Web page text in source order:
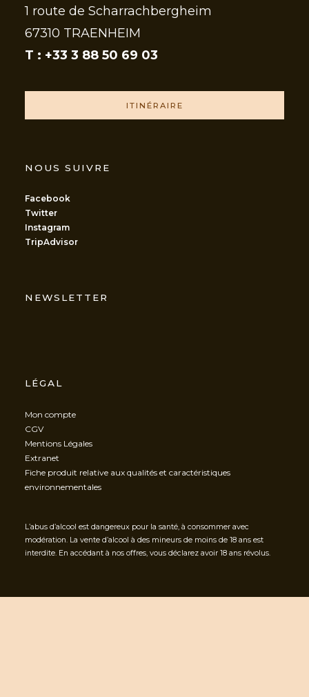
1 route de Scharrachbergheim
67310 TRAENHEIM
T : +33 3 88 50 69 03
ITINÉRAIRE
NOUS SUIVRE
Facebook
Twitter
Instagram
TripAdvisor
NEWSLETTER
LÉGAL
Mon compte
CGV
Mentions Légales
Extranet
Fiche produit relative aux qualités et caractéristiques
environnementales
L’abus d’alcool est dangereux pour la santé, à consommer avec
modération. La vente d’alcool à des mineurs de moins de 18 ans est
interdite. En accédant à nos offres, vous déclarez avoir 18 ans révolus.